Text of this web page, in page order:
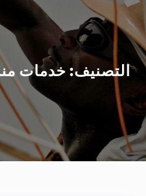
التصنيف: خدمات